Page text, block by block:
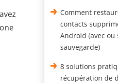
Comment
contacts
Android (avec ou
sauvegarde)
8 solutions
récupération de